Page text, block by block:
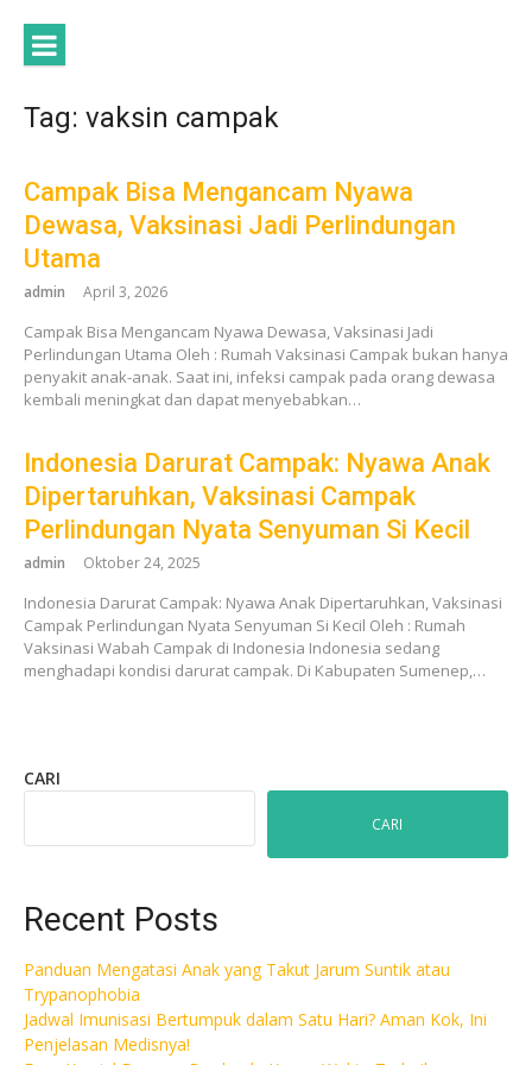
konten
Tag: vaksin campak
Campak Bisa Mengancam Nyawa
Dewasa, Vaksinasi Jadi Perlindungan
Utama
admin April 3, 2026
Campak Bisa Mengancam Nyawa Dewasa, Vaksinasi Jadi
Perlindungan Utama Oleh : Rumah Vaksinasi Campak bukan hanya
penyakit anak-anak. Saat ini, infeksi campak pada orang dewasa
kembali meningkat dan dapat menyebabkan…
Indonesia Darurat Campak: Nyawa Anak
Dipertaruhkan, Vaksinasi Campak
Perlindungan Nyata Senyuman Si Kecil
admin Oktober 24, 2025
Indonesia Darurat Campak: Nyawa Anak Dipertaruhkan, Vaksinasi
Campak Perlindungan Nyata Senyuman Si Kecil Oleh : Rumah
Vaksinasi Wabah Campak di Indonesia Indonesia sedang
menghadapi kondisi darurat campak. Di Kabupaten Sumenep,…
CARI
CARI
Recent Posts
Panduan Mengatasi Anak yang Takut Jarum Suntik atau
Trypanophobia
Jadwal Imunisasi Bertumpuk dalam Satu Hari? Aman Kok, Ini
Penjelasan Medisnya!